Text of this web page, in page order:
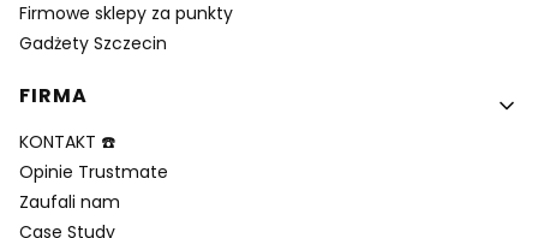
Firmowe sklepy za punkty
Gadżety Szczecin
FIRMA
KONTAKT ☎️
Opinie Trustmate
Zaufali nam
Case Study